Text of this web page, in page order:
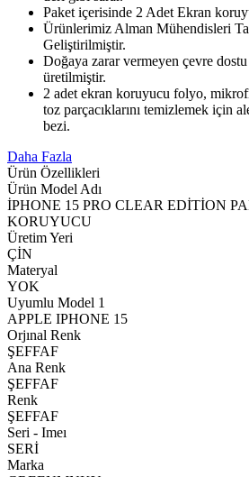
Paket içerisinde 2 Adet Ekran
Ürünlerimiz Alman Mühendisleri
Geliştirilmiştir.
Doğaya zarar vermeyen çevre
üretilmiştir.
2 adet ekran koruyucu folyo,
toz parçacıklarını temizlemek için
bezi.
Daha Fazla
Ürün Özellikleri
Ürün Model Adı
İPHONE 15 PRO CLEAR EDİTİON
KORUYUCU
Üretim Yeri
ÇİN
Materyal
YOK
Uyumlu Model 1
APPLE IPHONE 15
Orjınal Renk
ŞEFFAF
Ana Renk
ŞEFFAF
Renk
ŞEFFAF
Seri - Imeı
SERİ
Marka